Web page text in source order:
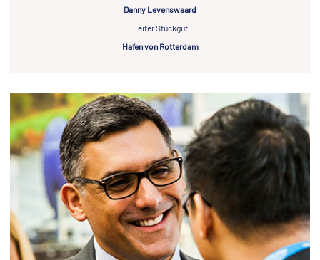
Danny Levenswaard
Leiter Stückgut
Hafen von Rotterdam